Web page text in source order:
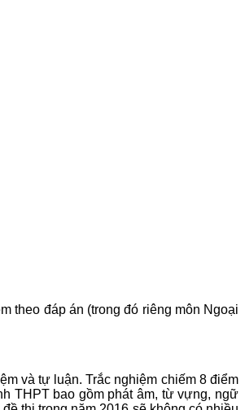
theo đáp án (trong đó riêng môn Ngoại
và tự luận. Trắc nghiệm chiếm 8 điểm
THPT bao gồm phát âm, từ vựng, ngữ